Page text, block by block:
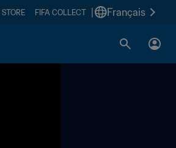
STORE FIFA COLLECT Français